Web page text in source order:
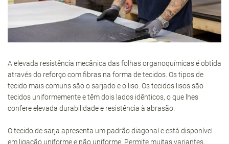
A elevada resistência mecânica das folhas organoquímicas é obtida
através do reforço com fibras na forma de tecidos. Os tipos de
tecido mais comuns são o sarjado e o liso. Os tecidos lisos são
tecidos uniformemente e têm dois lados idênticos, o que lhes
confere elevada durabilidade e resistência à abrasão.
O tecido de sarja apresenta um padrão diagonal e está disponível
em ligação uniforme e não uniforme. Permite muitas variantes,